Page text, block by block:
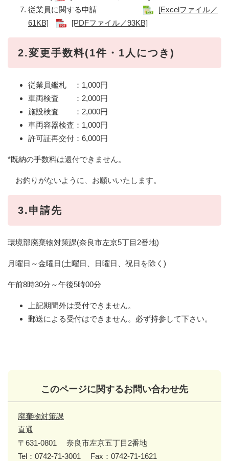
従業員に関する申請
[Excelファイル／
61KB]
[PDFファイル／93KB]
2.変更手数料(1件・1人につき)
従業員鑑札 ：1,000円
車両検査 ：2,000円
施設検査 ：2,000円
車両容器検査：1,000円
許可証再交付：6,000円
*既納の手数料は還付できません。
お釣りがないように、お願いいたします。
3.申請先
環境部廃棄物対策課(奈良市左京5丁目2番地)
月曜日～金曜日(土曜日、日曜日、祝日を除く)
午前8時30分～午後5時00分
上記期間外は受付できません。
郵送による受付はできません。必ず持参して下さい。
このページに関するお問い合わせ先
廃棄物対策課
直通
〒631-0801
奈良市左京五丁目2番地
Tel：0742-71-3001
Fax：0742-71-1621